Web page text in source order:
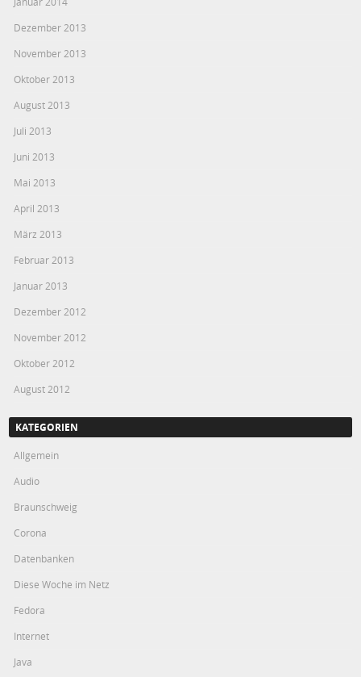
Dezember 2013
November 2013
Oktober 2013
August 2013
Juli 2013
Juni 2013
Mai 2013
April 2013
März 2013
Februar 2013
Januar 2013
Dezember 2012
November 2012
Oktober 2012
August 2012
KATEGORIEN
Allgemein
Audio
Braunschweig
Corona
Datenbanken
Diese Woche im Netz
Fedora
Internet
Java